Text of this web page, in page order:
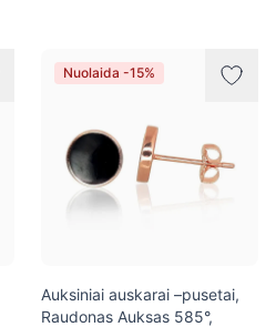
Nuolaida -15%
Auksiniai auskarai –pusetai,
Raudonas Auksas 585°,